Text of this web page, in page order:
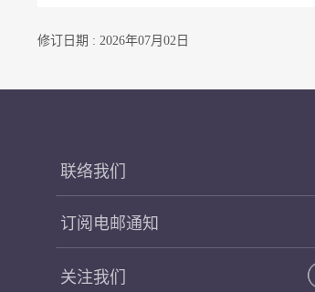
修订日期 : 2026年07月02日
联络我们
订阅电邮通知
关注我们